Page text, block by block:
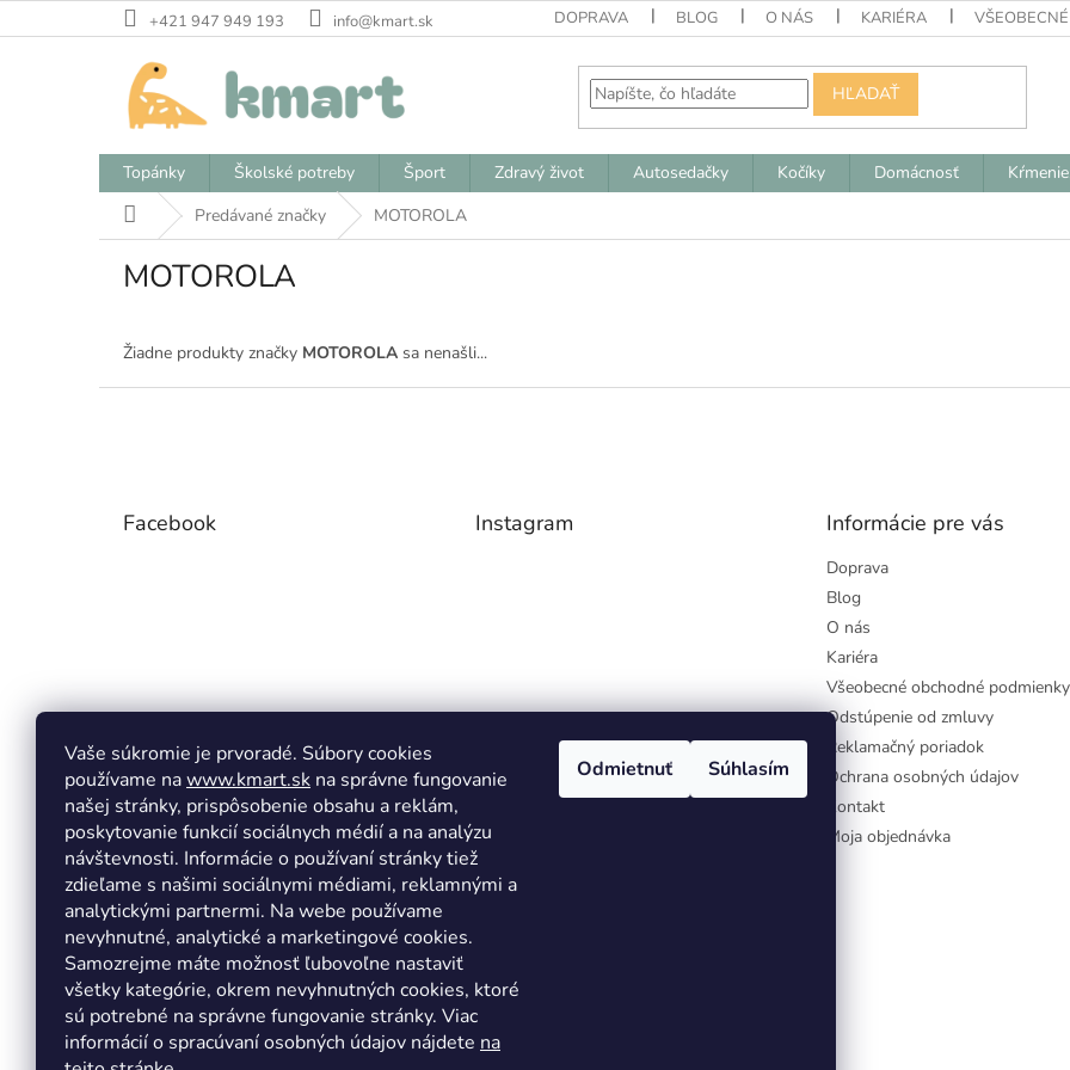
Vaše súkromie je prvoradé. Súbory cookies
používame nawww.kmart.sk na správne fungovanie
našej stránky, prispôsobenie obsahu a reklám,
poskytovanie funkcií sociálnych médií a na analýzu
návštevnosti. Informácie o používaní stránky tiež
zdieľame s našimi sociálnymi médiami, reklamnými a
analytickými partnermi. Na webe používame
nevyhnutné, analytické a marketingové cookies.
Samozrejme máte možnosť ľubovoľne nastaviť
všetky kategórie, okrem nevyhnutných cookies, ktoré
sú potrebné na správne fungovanie stránky. Viac
informácií o spracúvaní osobných údajov nájdete na
Odmietnuť Súhlasím
na
+421 947 949 193 info@kmart.sk DOPRAVA BLOG O NÁS KARIÉRA
HĽADAŤ
Topánky Školské potreby Šport Zdravý život Autosedačky Kočíky Domácnosť
DomovPredávané značky MOTOROLA
MOTOROLA
Žiadne produkty značky MOTOROLA sa nenašli...
Facebook Instagram Informácie pre vás
Doprava
Blog
O nás
Kariéra
Všeobecné obchodné podmienky
Odstúpenie od zmluvy
Reklamačný poriadok
Ochrana osobných údajov
Kontakt
Moja objednávka
Copyright 2026Kmart.sk. Všetky práva vyhradené.